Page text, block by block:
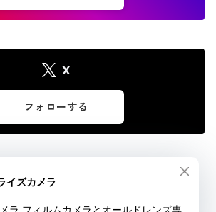
X
フォローする
ラ フィルムカメラとオールドレンズ専門店